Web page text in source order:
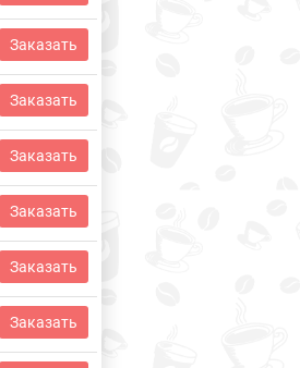
Заказать
Заказать
Заказать
Заказать
Заказать
Заказать